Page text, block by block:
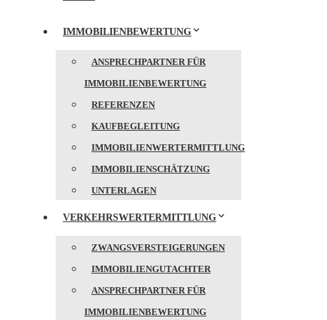
IMMOBILIENBEWERTUNG
ANSPRECHPARTNER FÜR
IMMOBILIENBEWERTUNG
REFERENZEN
KAUFBEGLEITUNG
IMMOBILIENWERTERMITTLUNG
IMMOBILIENSCHÄTZUNG
UNTERLAGEN
VERKEHRSWERTERMITTLUNG
ZWANGSVERSTEIGERUNGEN
IMMOBILIENGUTACHTER
ANSPRECHPARTNER FÜR
IMMOBILIENBEWERTUNG